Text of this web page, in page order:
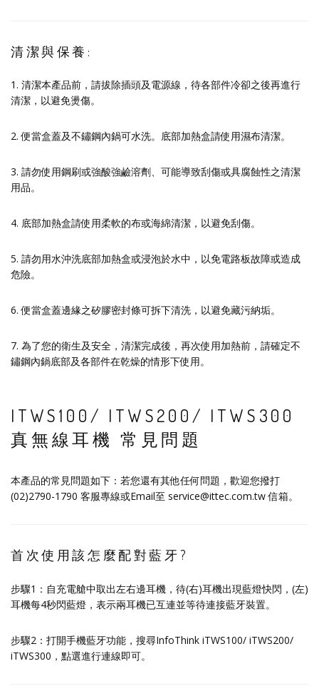
清潔與保養:
1. 清潔本產品前，請拔除插頭及電源線，待各部件冷卻之後再進行
清潔，以避免燙傷。
2. 便當盒蓋及不鏽鋼內鍋可水洗。底部加熱盒請使用濕布清潔。
3. 請勿使用鋼刷或強酸強鹼溶劑、可能導致刮傷或具腐蝕性之清潔
用品。
4. 底部加熱盒請使用柔軟的布或海綿清潔，以避免刮傷。
5. 請勿用水沖洗底部加熱盒或浸泡於水中，以免電路板故障或造成
危險。
6. 便當盒蓋邊緣之矽膠密封條可拆下清洗，以避免藏污納垢。
7. 為了您的衛生及安全，清潔完成後，再次使用加熱前，請確定不
鏽鋼內鍋底部及各部件在乾燥的情形下使用。
ITWS100/ ITWS200/ ITWS300
真無線耳機 常見問題
本產品的常見問題如下：若您還有其他任何問題，歡迎您撥打
(02)2790-1790 客服專線或Email至 service@ittec.com.tw 信箱。
首次使用該怎麼配對藍牙?
步驟1：自充電艙中取出左右邊耳機，待(右)耳機出現藍燈快閃，(左)
耳機每4秒閃藍燈，表示兩耳機已互連並等待連接藍牙裝置。
步驟2：打開手機藍牙功能，搜尋InfoThink iTWS100/ iTWS200/
iTWS300，點選進行連線即可。